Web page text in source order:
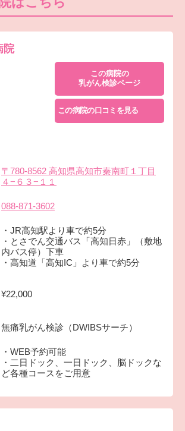
院
この病院の
乳がん検診ページ
この病院の口コミを見る
〒780-8562 高知県高知市秦南町１丁目
４−６３−１１
088-871-3602
・JR高知駅より車で約5分
・とさでん交通バス「高知日赤」（敷地
内バス停）下車
・高知道「高知IC」より車で約5分
¥22,000
無痛乳がん検診（DWIBSサーチ）
・WEB予約可能
・二日ドック、一日ドック、脳ドックな
ど各種コースをご用意